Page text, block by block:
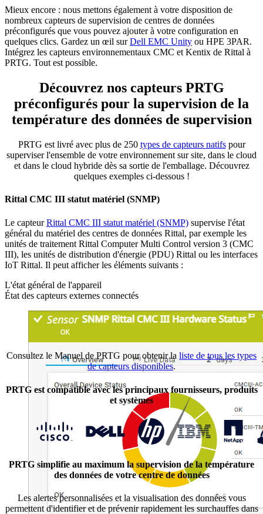
Mieux encore : nous mettons également à votre disposition de
nombreux capteurs de supervision de centres de données
préconfigurés que vous pouvez ajouter à votre configuration en
quelques clics. Gardez un œil surDell EMC Unity ou HPE 3PAR.
Intégrez les capteurs environnementaux CMC et Kentix de Rittal à
PRTG. Tout est possible.
Découvrez nos capteurs PRTG
préconfigurés pour la supervision de la
température des données de supervision
PRTG est livré avec plus de 250 types de capteurs natifspour
superviser l'ensemble de votre environnement sur site, dans le cloud
et dans le cloud hybride dès sa sortie de l'emballage. Découvrez
quelques exemples ci-dessous !
Rittal CMC III statut matériel (SNMP)
Le capteurRittal CMC III statut matériel (SNMP) supervise l'état
général du matériel des centres de données Rittal, par exemple les
unités de traitement Rittal Computer Multi Control version 3 (CMC
III), les unités de distribution d'énergie (PDU) Rittal ou les interfaces
IoT Rittal. Il peut afficher les éléments suivants :
L'état général de l'appareil
État des capteurs externes connectés
Consultez le Manuel de PRTG pour obtenir la liste de tous les types
de capteurs disponibles.
PRTG est compatible avec les principaux fournisseurs, produits
et systèmes
PRTG simplifie au maximum la supervision de la température
des données de votre centre de données
Les alertes personnalisées et la visualisation des données vous
permettent d'identifier et de prévenir rapidement les surchauffes dans